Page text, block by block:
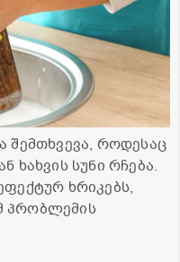
შემთხვევა, როდესაც
ხახვის სუნი რჩება.
ხრიკებს,
პრობლემის